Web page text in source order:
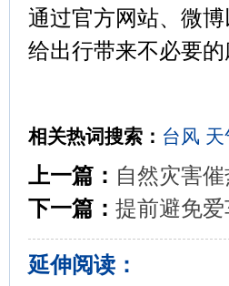
通过官方网站、微
给出行带来不必要的
相关热词搜索： 台风 天
上一篇： 自然灾害
下一篇： 提前避免
延伸阅读：